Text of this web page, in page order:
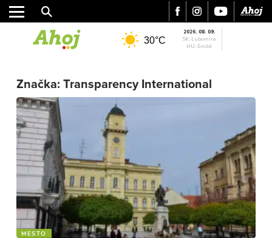
MESTO
REGIÓN
ŠPORT
KULTÚRA
VIDEO
MIX
30°C
2026. 08. 09.
SK: Ľubomíra
HU: Emőd
Značka: Transparency International
MESTO